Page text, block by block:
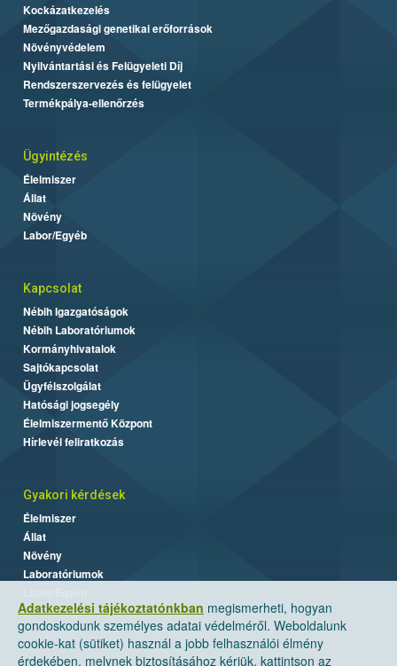
Adatkezelési tájékoztatónkban megismerheti, hogyan
gondoskodunk személyes adatai védelméről. Weboldalunk
cookie-kat (sütiket) használ a jobb felhasználói élmény
érdekében, melynek biztosításához kérjük, kattintson az
Kockázatkezelés
Mezőgazdasági genetikai erőforrások
Növényvédelem
Nyilvántartási és Felügyeleti Díj
Rendszerszervezés és felügyelet
Termékpálya-ellenőrzés
Ügyintézés
Élelmiszer
Állat
Növény
Labor/Egyéb
Kapcsolat
Nébih Igazgatóságok
Nébih Laboratóriumok
Kormányhivatalok
Sajtókapcsolat
Ügyfélszolgálat
Hatósági jogsegély
Élelmiszermentő Központ
Hírlevél feliratkozás
Gyakori kérdések
Élelmiszer
Állat
Növény
Laboratóriumok